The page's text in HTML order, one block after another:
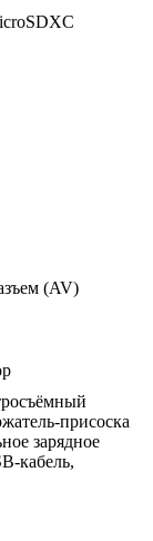
(AV)
присоска
зарядное
кабель,